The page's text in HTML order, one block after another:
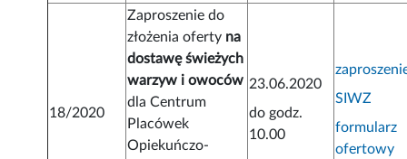
18/2020
Zaproszenie do
złożenia oferty na
dostawę świeżych
warzyw i owoców
dla Centrum
Placówek
Opiekuńczo-
23.06.2020
do godz.
10.00
SIWZ
formularz
ofertowy